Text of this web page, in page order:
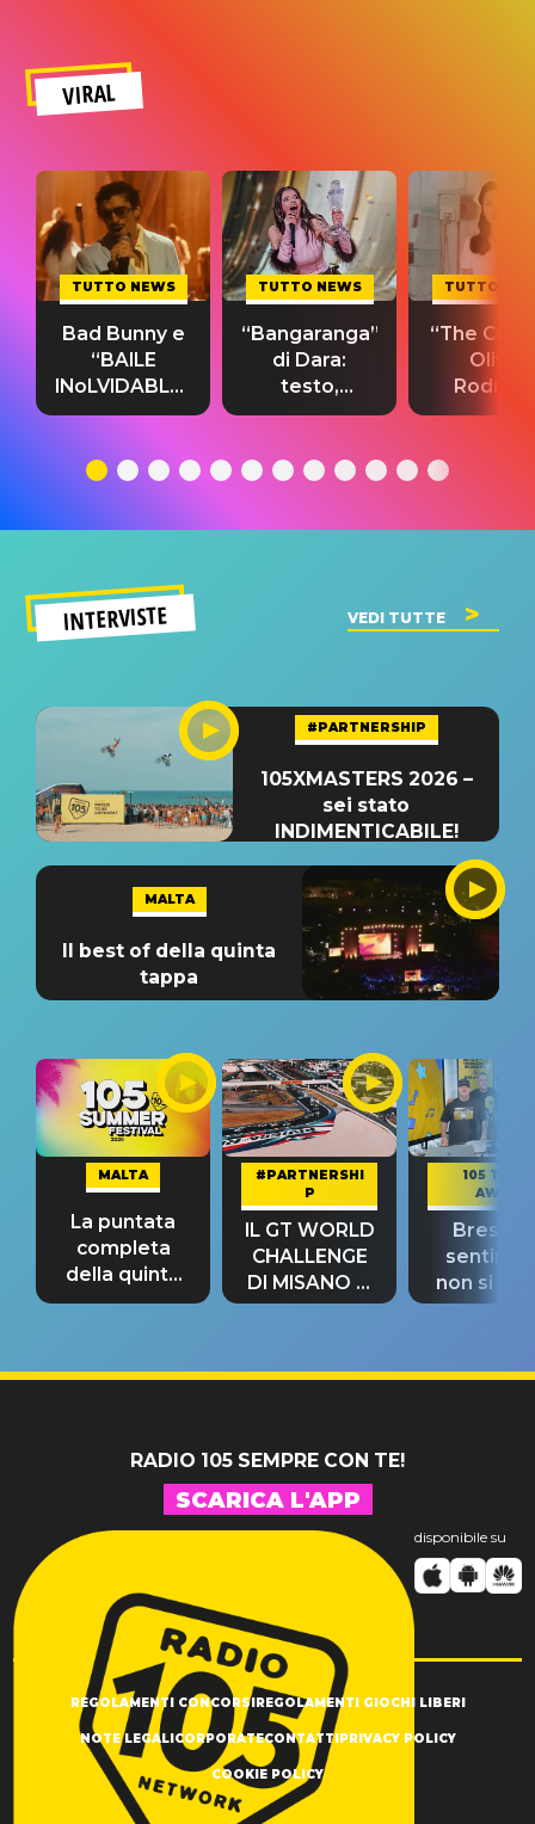
VIRAL
TUTTO NEWS
Bad Bunny e
“BAILE
INoLVIDABLE”:
testo,
significato
TUTTO NEWS
“Bangaranga”
di Dara:
testo,
traduzione e
del singolo
TUTTO
“The
Olivia
testo,
INTERVISTE VEDI TUTTE
#PARTNERSHIP
105XMASTERS 2026 –
sei stato
INDIMENTICABILE!
MALTA
Il best of della quinta
tappa
MALTA
La puntata
completa
della quinta
tappa
#PARTNERSHI
P
IL GT WORLD
CHALLENGE
DI MISANO si
riconferma
105 TAKE
AWAY
Bresh:
non si
fino alla
RADIO 105 SEMPRE CON TE!
SCARICA L'APP
disponibile su
REGOLAMENTI CONCORSIREGOLAMENTI GIOCHI LIBERI
NOTE LEGALICORPORATECONTATTIPRIVACY POLICY
COOKIE POLICY